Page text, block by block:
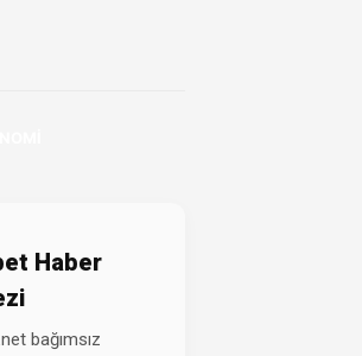
Haber
bağımsız